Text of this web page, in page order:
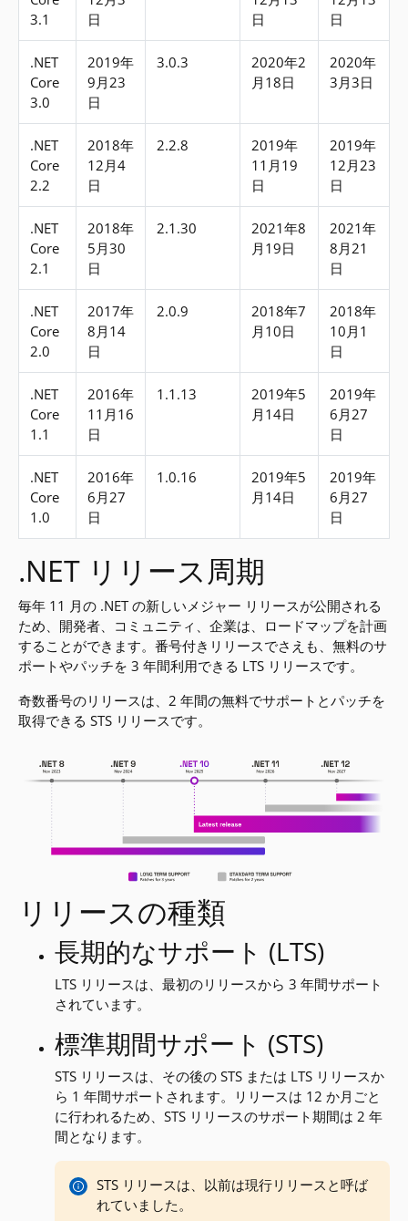
3.1
日
日
日
.NET
Core
3.0
2019年
9月23
日
3.0.3
2020年2
月18日
2020年
3月3日
.NET
Core
2.2
2018年
12月4
日
2.2.8
2019年
11月19
日
2019年
12月23
日
.NET
Core
2.1
2018年
5月30
日
2.1.30
2021年8
月19日
2021年
8月21
日
.NET
Core
2.0
2017年
8月14
日
2.0.9
2018年7
月10日
2018年
10月1
日
.NET
Core
1.1
2016年
11月16
日
1.1.13
2019年5
月14日
2019年
6月27
日
.NET
Core
1.0
2016年
6月27
日
1.0.16
2019年5
月14日
2019年
6月27
日
.NET リリース周期
毎年 11 月の .NET の新しいメジャー リリースが公開される
ため、開発者、コミュニティ、企業は、ロードマップを計画
することができます。番号付きリリースでさえも、無料のサ
ポートやパッチを 3 年間利用できる LTS リリースです。
奇数番号のリリースは、2 年間の無料でサポートとパッチを
取得できる STS リリースです。
リリースの種類
長期的なサポート (LTS)
LTS リリースは、最初のリリースから 3 年間サポート
されています。
標準期間サポート (STS)
STS リリースは、その後の STS または LTS リリースか
ら 1 年間サポートされます。リリースは 12 か月ごと
に行われるため、STS リリースのサポート期間は 2 年
間となります。
STS リリースは、以前は現行リリースと呼ば
れていました。